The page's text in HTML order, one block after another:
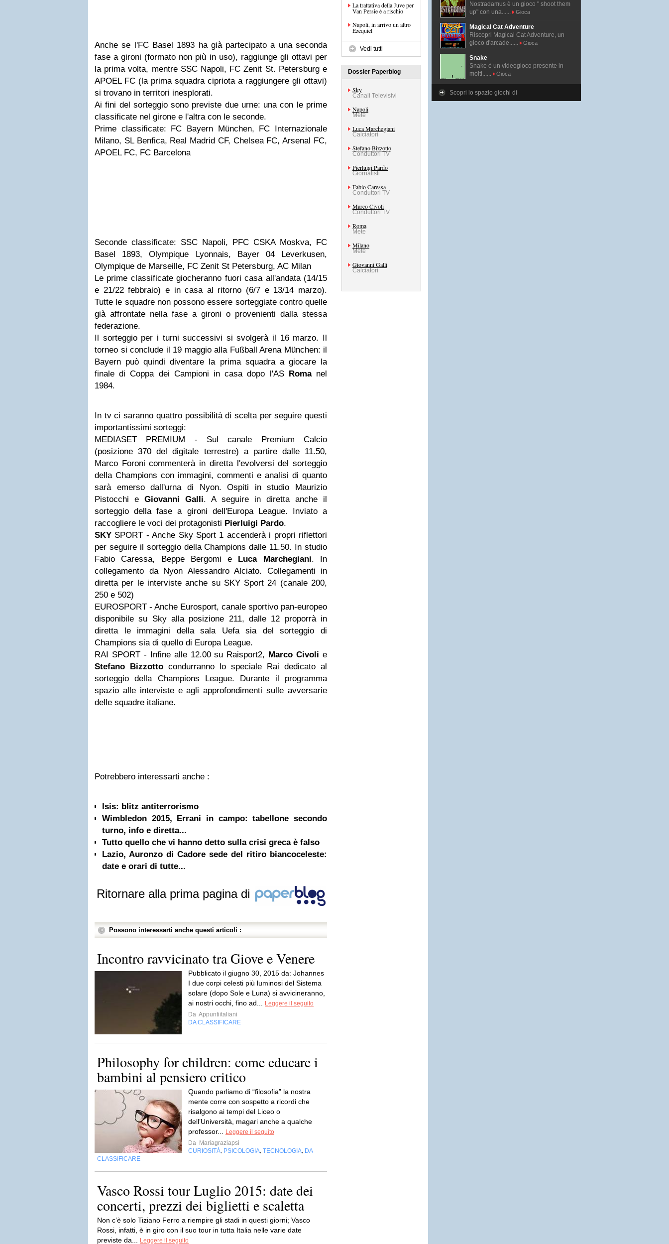
Anche se l'FC Basel 1893 ha già partecipato a una seconda
fase a gironi (formato non più in uso), raggiunge gli ottavi per
la prima volta, mentre SSC Napoli, FC Zenit St. Petersburg e
APOEL FC (la prima squadra cipriota a raggiungere gli ottavi)
si trovano in territori inesplorati.
Ai fini del sorteggio sono previste due urne: una con le prime
classificate nel girone e l'altra con le seconde.
Prime classificate: FC Bayern München, FC Internazionale
Milano, SL Benfica, Real Madrid CF, Chelsea FC, Arsenal FC,
APOEL FC, FC Barcelona
Seconde classificate: SSC Napoli, PFC CSKA Moskva, FC
Basel 1893, Olympique Lyonnais, Bayer 04 Leverkusen,
Olympique de Marseille, FC Zenit St Petersburg, AC Milan
Le prime classificate giocheranno fuori casa all'andata (14/15
e 21/22 febbraio) e in casa al ritorno (6/7 e 13/14 marzo).
Tutte le squadre non possono essere sorteggiate contro quelle
già affrontate nella fase a gironi o provenienti dalla stessa
federazione.
Il sorteggio per i turni successivi si svolgerà il 16 marzo. Il
torneo si conclude il 19 maggio alla Fußball Arena München: il
Bayern può quindi diventare la prima squadra a giocare la
finale di Coppa dei Campioni in casa dopo l'AS Romanel
1984.
In tv ci saranno quattro possibilità di scelta per seguire questi
importantissimi sorteggi:
MEDIASET PREMIUM - Sul canale Premium Calcio
(posizione 370 del digitale terrestre) a partire dalle 11.50,
Marco Foroni commenterà in diretta l'evolversi del sorteggio
della Champions con immagini, commenti e analisi di quanto
sarà emerso dall'urna di Nyon. Ospiti in studio Maurizio
Pistocchi e Giovanni Galli. A seguire in diretta anche il
sorteggio della fase a gironi dell'Europa League. Inviato a
raccogliere le voci dei protagonisti Pierluigi Pardo.
SKY SPORT - Anche Sky Sport 1 accenderà i propri riflettori
per seguire il sorteggio della Champions dalle 11.50. In studio
Fabio Caressa, Beppe Bergomi e Luca Marchegiani. In
collegamento da Nyon Alessandro Alciato. Collegamenti in
diretta per le interviste anche su SKY Sport 24 (canale 200,
250 e 502)
EUROSPORT - Anche Eurosport, canale sportivo pan-europeo
disponibile su Sky alla posizione 211, dalle 12 proporrà in
diretta le immagini della sala Uefa sia del sorteggio di
Champions sia di quello di Europa League.
RAI SPORT - Infine alle 12.00 su Raisport2, Marco Civoli e
Stefano Bizzotto condurranno lo speciale Rai dedicato al
sorteggio della Champions League. Durante il programma
spazio alle interviste e agli approfondimenti sulle avversarie
delle squadre italiane.
Potrebbero interessarti anche :
Isis: blitz antiterrorismo
Wimbledon 2015, Errani in campo: tabellone secondo
turno, info e diretta...
Tutto quello che vi hanno detto sulla crisi greca è falso
Lazio, Auronzo di Cadore sede del ritiro biancoceleste:
date e orari di tutte...
Ritornare alla prima pagina di
Possono interessarti anche questi articoli :
Incontro ravvicinato tra Giove e Venere
Pubblicato il giugno 30, 2015 da: Johannes
I due corpi celesti più luminosi del Sistema
solare (dopo Sole e Luna) si avvicineranno,
ai nostri occhi, fino ad...
Leggere il seguito
Da Appuntiitaliani
DA CLASSIFICARE
Philosophy for children: come educare i
bambini al pensiero critico
Quando parliamo di “filosofia” la nostra
mente corre con sospetto a ricordi che
risalgono ai tempi del Liceo o
dell’Università, magari anche a qualche
professor...
Leggere il seguito
Da Mariagraziapsi
CURIOSITÀ PSICOLOGIA TECNOLOGIA DA
CLASSIFICARE
Vasco Rossi tour Luglio 2015: date dei
concerti, prezzi dei biglietti e scaletta
Non c’è solo Tiziano Ferro a riempire gli stadi in questi giorni; Vasco
Rossi, infatti, è in giro con il suo tour in tutta Italia nelle varie date
previste da...
Leggere il seguito
La trattativa della Juve per
Van Persie è a rischio
Napoli, in arrivo un altro
Ezequiel
Vedi tutti
Dossier Paperblog
Sky
Canali Televisivi
Napoli
Mete
Luca Marchegiani
Calciatori
Stefano Bizzotto
Conduttori TV
Pierluigi Pardo
Giornalisti
Fabio Caressa
Conduttori TV
Marco Civoli
Conduttori TV
Roma
Mete
Milano
Mete
Giovanni Galli
Calciatori
Nostradamus è un gioco " shoot them
up" con una......
Gioca
Magical Cat Adventure
Riscopri Magical Cat Adventure, un
gioco d'arcade......
Gioca
Snake
Snake è un videogioco presente in
molti......
Gioca
Scopri lo spazio giochi di